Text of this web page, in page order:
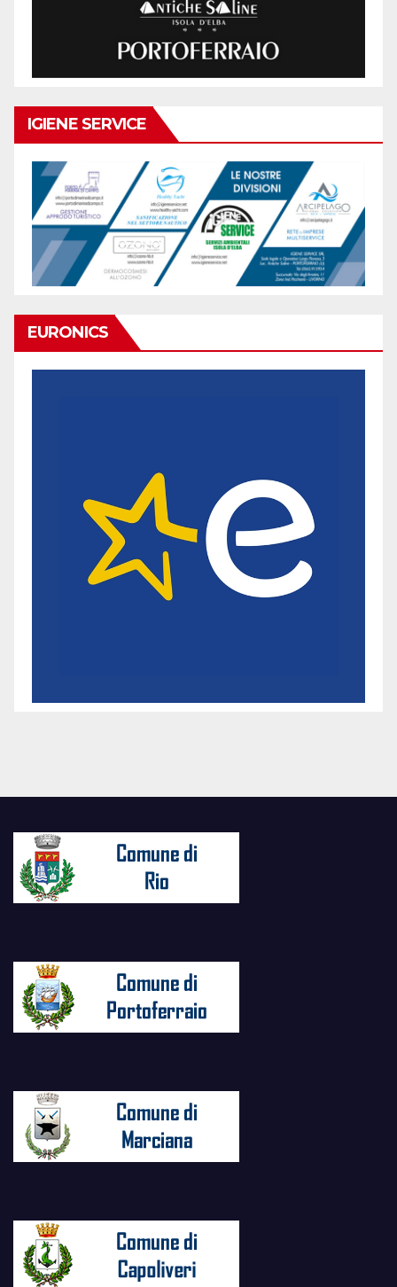
IGIENE SERVICE
EURONICS